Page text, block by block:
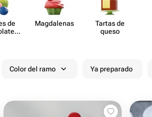
de
Magd​alenas
Tartas de
queso
Color del ramo Ya preparado